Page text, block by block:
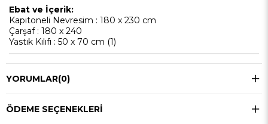
Ebat ve İçerik:
Kapitoneli Nevresim : 180 x 230 cm
Çarşaf : 180 x 240
Yastık Kılıfı : 50 x 70 cm (1)
YORUMLAR(0)
ÖDEME SEÇENEKLERI